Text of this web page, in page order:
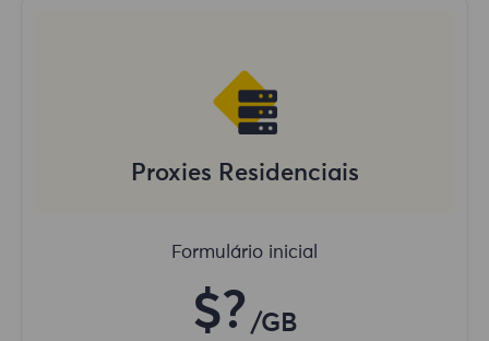
Proxies Residenciais
Formulário inicial
$? /GB